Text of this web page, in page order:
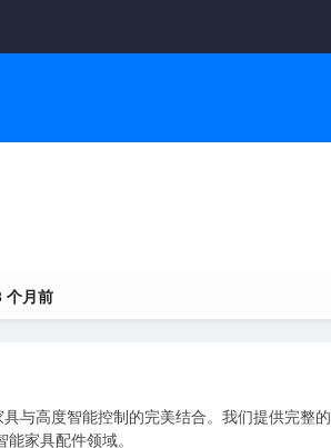
个月前
与高度智能控制的完美结合。我们提供完整的